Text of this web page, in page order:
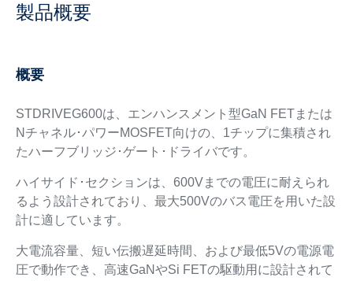
製品概要
概要
STDRIVEG600は、エンハンスメント型GaN FETまたは
Nチャネル･パワーMOSFET向けの、1チップに集積され
たハーフブリッジ･ゲート･ドライバです。
ハイサイド･セクションは、600Vまでの電圧に耐えられ
るよう設計されており、最大500Vのバス電圧を用いた設
計に適しています。
大電流容量、短い伝搬遅延時間、および最低5Vの電源電
圧で動作でき、高速GaNやSi FETの駆動用に設計されて